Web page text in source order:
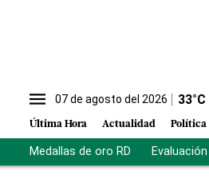
07 de agosto del 2026 33°C
Última Hora Actualidad Política
Medallas de oro RD